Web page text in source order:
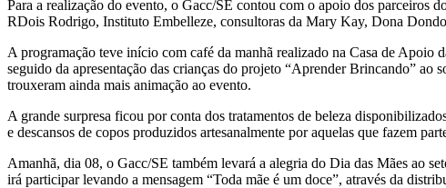
Para a realização do evento, o Gacc/SE contou com o apoio dos
RDois Rodrigo, Instituto Embelleze, consultoras da Mary Kay, Dona
A programação teve início com café da manhã realizado na Casa de
seguido da apresentação das crianças do projeto “Aprender Brincando”
trouxeram ainda mais animação ao evento.
A grande surpresa ficou por conta dos tratamentos de beleza
e descansos de copos produzidos artesanalmente por aquelas que fazem
Amanhã, dia 08, o Gacc/SE também levará a alegria do Dia das Mães ao
irá participar levando a mensagem “Toda mãe é um doce”, através da